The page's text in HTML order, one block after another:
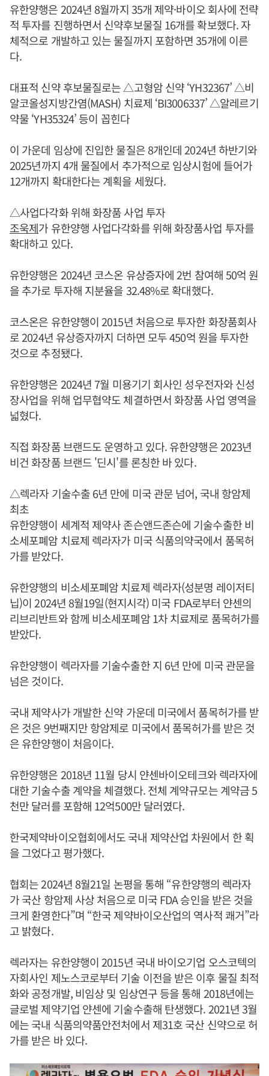
유한양행은 2024년 8월까지 35개 제약·바이오 회사에 전략
적 투자를 진행하면서 신약후보물질 16개를 확보했다. 자
체적으로 개발하고 있는 물질까지 포함하면 35개에 이른
다.
대표적 신약 후보물질로는 △고형암 신약 ‘YH32367’ △비
알코올성지방간염(MASH) 치료제 ‘BI3006337’ △알레르기
약물 ‘YH35324’ 등이 꼽힌다
이 가운데 임상에 진입한 물질은 8개인데 2024년 하반기와
2025년까지 4개 물질에서 추가적으로 임상시험에 들어가
12개까지 확대한다는 계획을 세웠다.
△사업다각화 위해 화장품 사업 투자
조욱제가 유한양행 사업다각화를 위해 화장품사업 투자를
확대하고 있다.
유한양행은 2024년 코스온 유상증자에 2번 참여해 50억 원
을 추가로 투자해 지분율을 32.48%로 확대했다.
코스온은 유한양행이 2015년 처음으로 투자한 화장품회사
로 2024년 유상증자까지 더하면 모두 450억 원을 투자한
것으로 추정됐다.
유한양행은 2024년 7월 미용기기 회사인 성우전자와 신성
장사업을 위해 업무협약도 체결하면서 화장품 사업 영역을
넓혔다.
직접 화장품 브랜드도 운영하고 있다. 유한양행은 2023년
비건 화장품 브랜드 '딘시'를 론칭한 바 있다.
△렉라자 기술수출 6년 만에 미국 관문 넘어, 국내 항암제
최초
유한양행이 세계적 제약사 존슨앤드존슨에 기술수출한 비
소세포폐암 치료제 렉라자가 미국 식품의약국에서 품목허
가를 받았다.
유한양행의 비소세포폐암 치료제 렉라자(성분명 레이저티
닙)이 2024년 8월19일(현지시각) 미국 FDA로부터 얀센의
리브리반트와 함께 비소세포폐암 1차 치료제로 품목허가를
받았다.
유한양행이 렉라자를 기술수출한 지 6년 만에 미국 관문을
넘은 것이다.
국내 제약사가 개발한 신약 가운데 미국에서 품목허가를 받
은 것은 9번째지만 항암제로 미국에서 품목허가를 받은 것
은 유한양행이 처음이다.
유한양행은 2018년 11월 당시 얀센바이오테크와 렉라자에
대한 기술수출 계약을 체결했다. 전체 계약규모는 계약금 5
천만 달러를 포함해 12억500만 달러였다.
한국제약바이오협회에서도 국내 제약산업 차원에서 한 획
을 그었다고 평가했다.
협회는 2024년 8월21일 논평을 통해 “유한양행의 렉라자
가 국산 항암제 사상 처음으로 미국 FDA 승인을 받은 것을
크게 환영한다”며 “한국 제약바이오산업의 역사적 쾌거”라
고 밝혔다.
렉라자는 유한양행이 2015년 국내 바이오기업 오스코텍의
자회사인 제노스코로부터 기술 이전을 받은 이후 물질 최적
화와 공정개발, 비임상 및 임상연구 등을 통해 2018년에는
글로벌 제약기업 얀센에 기술수출해 탄생했다. 2021년 3월
에는 국내 식품의약품안전처에서 제31호 국산 신약으로 허
가를 받은 바 있다.